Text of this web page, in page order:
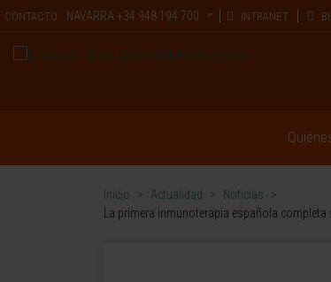
CONTACTO NAVARRA +34 948 194 700 INTRANET
Inicio > Actualidad > Noticias
>
La primera inmunoterapia española